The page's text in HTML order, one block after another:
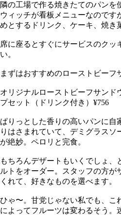
隣の工場で作る焼きたてのパンを
ウィッチが看板メニューなのです
めとするドリンク、ケーキ、焼き
席に座るとすぐにサービスのクッ
い。
まずはおすすめのローストビーフ
オリジナルローストビーフサンド
プセット（ドリンク付き）¥756
ぱりっとした香りの高いパンに自
りはさまれていて、デミグラスソ
が絶妙。ペロリと完食。
もちろんデザートもいくでしょ、
ルトをオーダー。スタッフの方が
くれて、好きなものを選べます。
ひゃ〜。甘党じゃない私でも、こ
によってフルーツは変わるそう。